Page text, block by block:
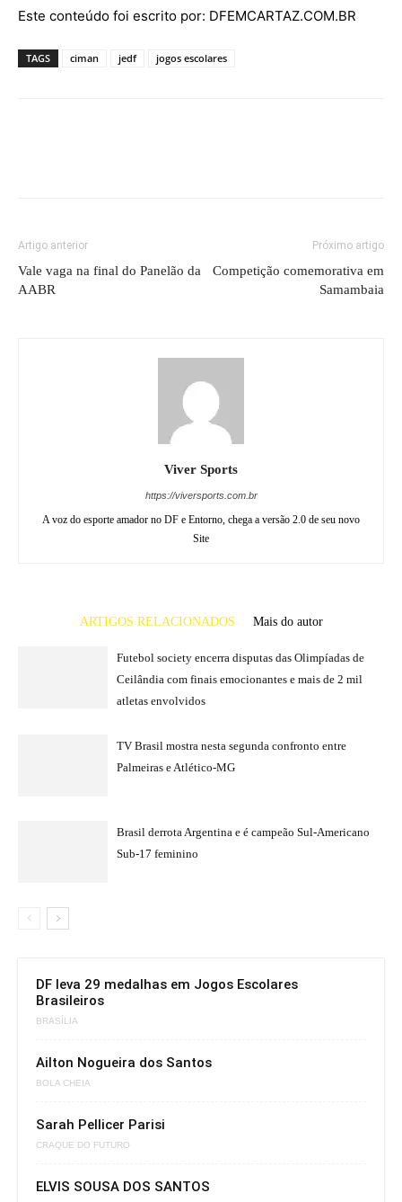
Este conteúdo foi escrito por: DFEMCARTAZ.COM.BR
TAGS ciman jedf jogos escolares
Artigo anterior
Vale vaga na final do Panelão da
AABR
Próximo artigo
Competição comemorativa em
Samambaia
Viver Sports
https://viversports.com.br
A voz do esporte amador no DF e Entorno, chega a versão 2.0 de seu novo
Site
ARTIGOS RELACIONADOS Mais do autor
Futebol society encerra disputas das Olimpíadas de
Ceilândia com finais emocionantes e mais de 2 mil
atletas envolvidos
TV Brasil mostra nesta segunda confronto entre
Palmeiras e Atlético-MG
Brasil derrota Argentina e é campeão Sul-Americano
Sub-17 feminino
DF leva 29 medalhas em Jogos Escolares
Brasileiros
BRASÍLIA
Ailton Nogueira dos Santos
BOLA CHEIA
Sarah Pellicer Parisi
CRAQUE DO FUTURO
ELVIS SOUSA DOS SANTOS